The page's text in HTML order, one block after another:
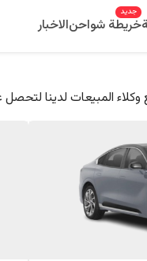
خريطة شواحن
جديد
الاخبار
المبيعات لدينا